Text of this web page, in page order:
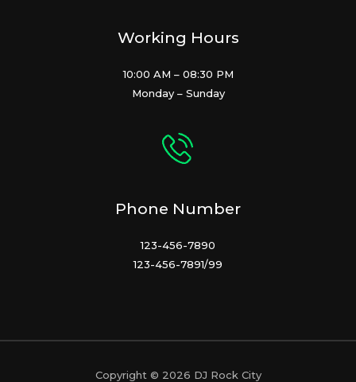
Working Hours
10:00 AM – 08:30 PM
Monday – Sunday
Phone Number
123-456-7890
123-456-7891/99
Copyright © 2026 DJ Rock City